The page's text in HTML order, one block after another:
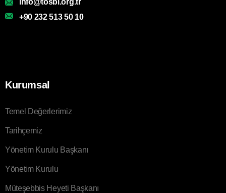
+90 232 513 50 10
Kurumsal
Temel Değerlerimiz
Tarihçemiz
Yönetim Kurulu Başkanı
Yönetim Kurulu
Müteşebbis Heyeti Başkanı